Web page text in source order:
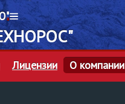
Лицензии О компании